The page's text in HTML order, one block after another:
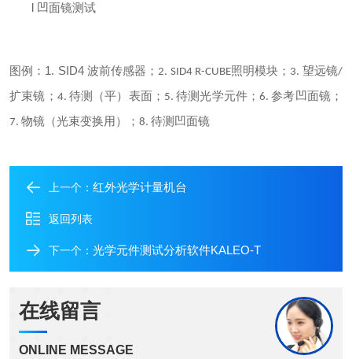
l 凹面镜测试
图例： 1. SID4 波前传感器； 2. SID4 R-CUBE照明模块； 3. 望远镜/
扩束镜； 4. 待测（平）表面； 5.待测光学元件；6.参考凹面镜；
7. 物镜（光束变换用）； 8. 待测凹面镜
上一个： 红外光学计量机台
返回列表
下一个： 光学元件测试分析软件KALEO-T
在线留言
ONLINE MESSAGE